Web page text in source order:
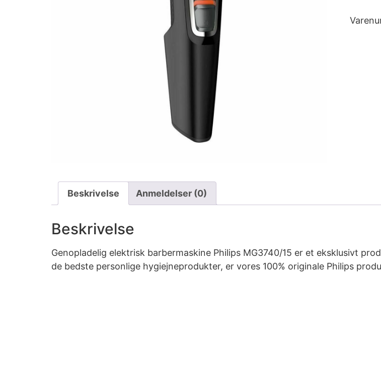
Beskrivelse Anmeldelser (0)
Beskrivelse
Genopladelig elektrisk barbermaskine Philips MG3740/15 er et eksklusivt
de bedste personlige hygiejneprodukter, er vores 100% originale Philips